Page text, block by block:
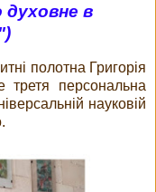
в
полотна Григорія
персональна
науковій